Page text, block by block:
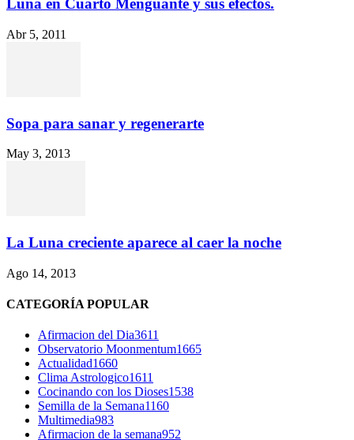
Luna en Cuarto Menguante y sus efectos.
Abr 5, 2011
Sopa para sanar y regenerarte
May 3, 2013
La Luna creciente aparece al caer la noche
Ago 14, 2013
CATEGORÍA POPULAR
Afirmacion del Dia3611
Observatorio Moonmentum1665
Actualidad1660
Clima Astrologico1611
Cocinando con los Dioses1538
Semilla de la Semana1160
Multimedia983
Afirmacion de la semana952